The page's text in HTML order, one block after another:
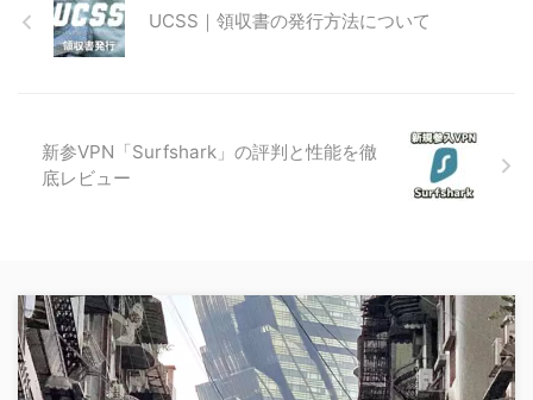
UCSS｜領収書の発行方法について
新参VPN「Surfshark」の評判と性能を徹
底レビュー